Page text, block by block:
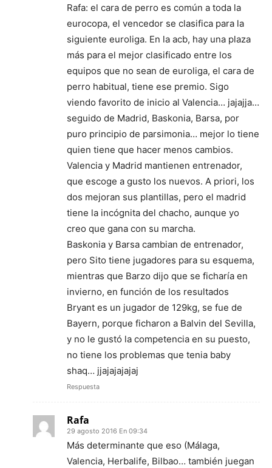
Rafa: el cara de perro es común a toda la
eurocopa, el vencedor se clasifica para la
siguiente euroliga. En la acb, hay una plaza
más para el mejor clasificado entre los
equipos que no sean de euroliga, el cara de
perro habitual, tiene ese premio. Sigo
viendo favorito de inicio al Valencia… jajajja…
seguido de Madrid, Baskonia, Barsa, por
puro principio de parsimonia… mejor lo tiene
quien tiene que hacer menos cambios.
Valencia y Madrid mantienen entrenador,
que escoge a gusto los nuevos. A priori, los
dos mejoran sus plantillas, pero el madrid
tiene la incógnita del chacho, aunque yo
creo que gana con su marcha.
Baskonia y Barsa cambian de entrenador,
pero Sito tiene jugadores para su esquema,
mientras que Barzo dijo que se ficharía en
invierno, en función de los resultados
Bryant es un jugador de 129kg, se fue de
Bayern, porque ficharon a Balvin del Sevilla,
y no le gustó la competencia en su puesto,
no tiene los problemas que tenia baby
shaq… jjajajajajaj
Respuesta
Rafa
29 agosto 2016 En 09:34
Más determinante que eso (Málaga,
Valencia, Herbalife, Bilbao… también juegan